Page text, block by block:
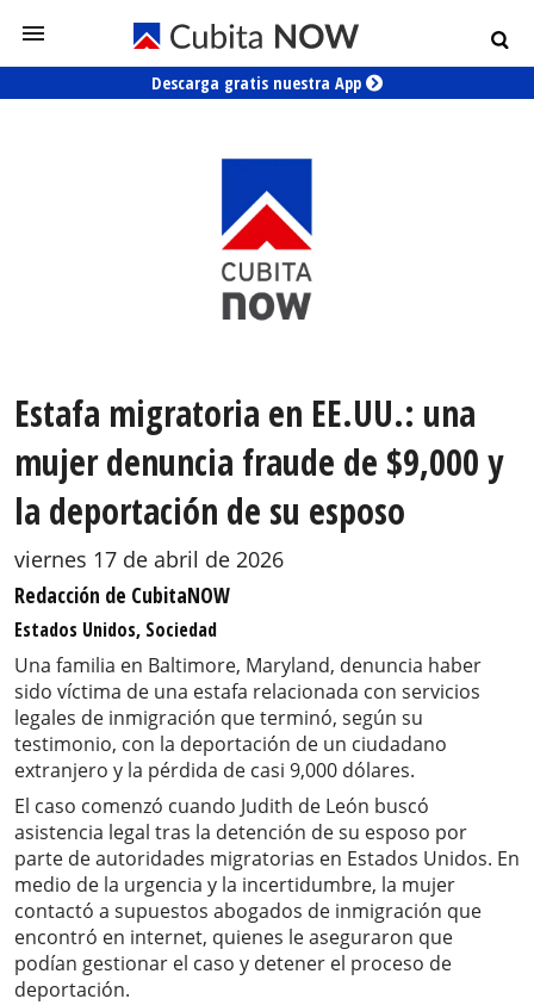
Descarga gratis nuestra App
Estafa migratoria en EE.UU.: una
mujer denuncia fraude de $9,000 y
la deportación de su esposo
viernes 17 de abril de 2026
Redacción de CubitaNOW
Estados Unidos, Sociedad
Una familia en Baltimore, Maryland, denuncia haber
sido víctima de una estafa relacionada con servicios
legales de inmigración que terminó, según su
testimonio, con la deportación de un ciudadano
extranjero y la pérdida de casi 9,000 dólares.
El caso comenzó cuando Judith de León buscó
asistencia legal tras la detención de su esposo por
parte de autoridades migratorias en Estados Unidos. En
medio de la urgencia y la incertidumbre, la mujer
contactó a supuestos abogados de inmigración que
encontró en internet, quienes le aseguraron que
podían gestionar el caso y detener el proceso de
deportación.